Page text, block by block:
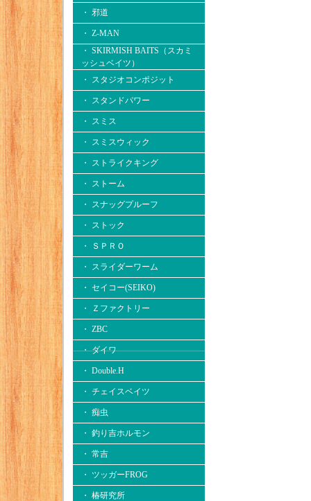
・ 邪道
・ Z-MAN
・ SKIRMISH BAITS（スカミ
ッシュベイツ）
・ スタジオコンポジット
・ スタンドパワー
・ スミス
・ スミスウィック
・ ストライクキング
・ ストーム
・ スナッグプルーフ
・ ストック
・ ＳＰＲＯ
・ スライダーワーム
・ セイコー(SEIKO)
・ Ｚファクトリー
・ ZBC
・ ダイワ
・ Double.H
・ チェイスベイツ
・ 痴虫
・ 釣り吉ホルモン
・ 常吉
・ ツッガーFROG
・ 椿研究所